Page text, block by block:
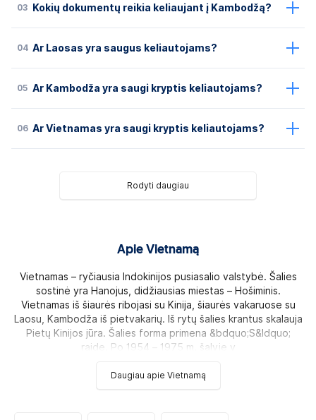
03 Kokių dokumentų reikia keliaujant į Kambodžą?
04 Ar Laosas yra saugus keliautojams?
05 Ar Kambodža yra saugi kryptis keliautojams?
06 Ar Vietnamas yra saugi kryptis keliautojams?
Rodyti daugiau
Apie Vietnamą
Vietnamas – ryčiausia Indokinijos pusiasalio valstybė. Šalies
sostinė yra Hanojus, didžiausias miestas – Hošiminis.
Vietnamas iš šiaurės ribojasi su Kinija, šiaurės vakaruose su
Laosu, Kambodža iš pietvakarių. Iš rytų šalies krantus skalauja
Pietų Kinijos jūra. Šalies forma primena &bdquo;S&ldquo;
raidę. Po 1954 – 1975 m. šalyje v
Daugiau apie Vietnamą